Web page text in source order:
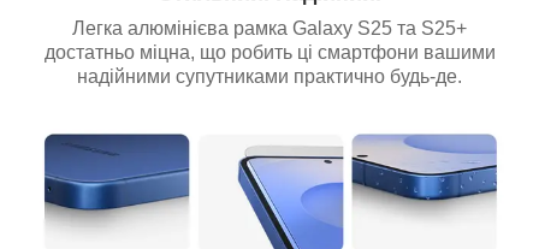
Легка алюмінієва рамка Galaxy S25 та S25+
достатньо міцна, що робить ці смартфони вашими
надійними супутниками практично будь-де.